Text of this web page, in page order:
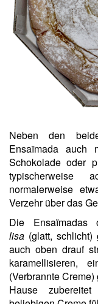
Neben den
Ensaïmada auch
Schokolade oder
typischerweise
normalerweise
Verzehr über das
Die Ensaïmadas
lisa (glatt,
auch oben drauf
karamellisieren,
(Verbrannte
Hause